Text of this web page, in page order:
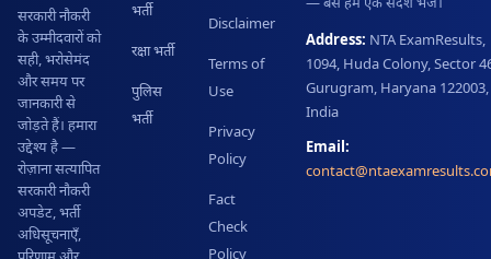
सरकारी नौकरी
के उम्मीदवारों को
सही, भरोसेमंद
और समय पर
जानकारी से
जोड़ते हैं। हमारा
उद्देश्य है —
रोज़ाना सत्यापित
सरकारी नौकरी
अपडेट, भर्ती
अधिसूचनाएँ,
भर्ती
रक्षा भर्ती
पुलिस
भर्ती
Disclaimer
Terms of
Use
Privacy
Policy
Fact
Check
Policy
Address: NTA ExamResults,
1094, Huda Colony, Sector
Gurugram, Haryana 122003,
India
Email: